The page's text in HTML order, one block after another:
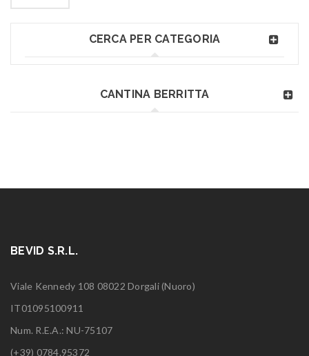
CERCA PER CATEGORIA
CANTINA BERRITTA
BEVID S.R.L.
Viale Kennedy 108 08022 Dorgali (Nuoro)
IT01095100911
Num. R.E.A.: NU-75107
(+39) 0784.95372